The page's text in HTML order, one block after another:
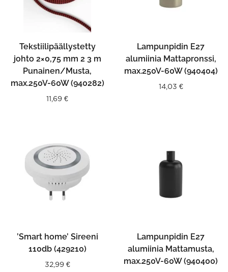
Tekstiilipäällystetty
johto 2×0,75 mm 2 3 m
Punainen/Musta,
max.250V-60W (940282)
11,69 €
Lampunpidin E27
alumiinia Mattapronssi,
max.250V-60W (940404)
14,03 €
’Smart home’ Sireeni
110db (429210)
32,99 €
Lampunpidin E27
alumiinia Mattamusta,
max.250V-60W (940400)